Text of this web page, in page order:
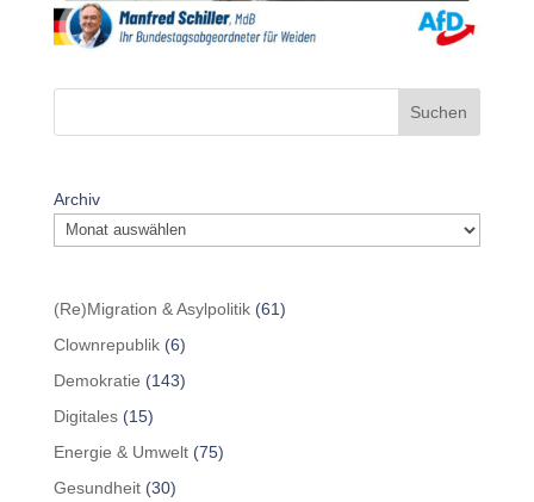
Suchen
Archiv
(Re)Migration & Asylpolitik(61)
Clownrepublik(6)
Demokratie (143)
Digitales(15)
Energie & Umwelt(75)
Gesundheit(30)